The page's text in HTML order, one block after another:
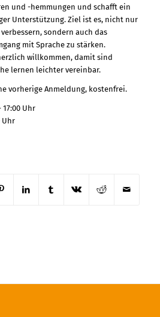
und -hemmungen und schafft ein
Unterstützung. Ziel ist es, nicht nur
sondern auch das
mit Sprache zu stärken.
willkommen, damit sind
lernen leichter vereinbar.
vorherige Anmeldung, kostenfrei.
Uhr
Uhr